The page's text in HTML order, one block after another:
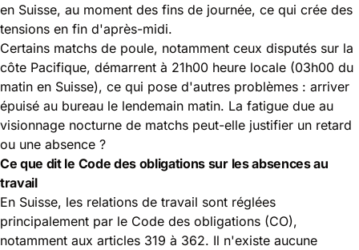
en Suisse, au moment des fins de journée, ce qui crée des
tensions en fin d'après-midi.
Certains matchs de poule, notamment ceux disputés sur la
côte Pacifique, démarrent à 21h00 heure locale (03h00 du
matin en Suisse), ce qui pose d'autres problèmes : arriver
épuisé au bureau le lendemain matin. La fatigue due au
visionnage nocturne de matchs peut-elle justifier un retard
ou une absence ?
Ce que dit le Code des obligations sur les absences au
travail
En Suisse, les relations de travail sont réglées
principalement par le Code des obligations (CO),
notamment aux articles 319 à 362. Il n'existe aucune